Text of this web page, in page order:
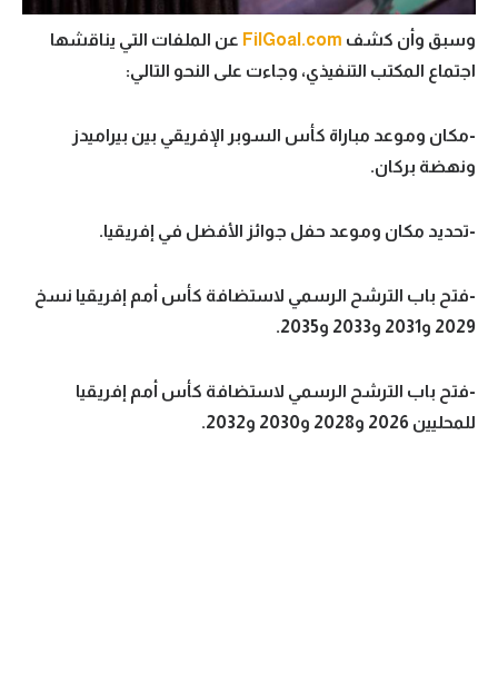
وسبق وأن كشف FilGoal.com عن الملفات التي يناقشها
اجتماع المكتب التنفيذي، وجاءت على النحو التالي:
-مكان وموعد مباراة كأس السوبر الإفريقي بين بيراميدز
ونهضة بركان.
-تحديد مكان وموعد حفل جوائز الأفضل في إفريقيا.
-فتح باب الترشح الرسمي لاستضافة كأس أمم إفريقيا نسخ
2029 و2031 و2033 و2035.
-فتح باب الترشح الرسمي لاستضافة كأس أمم إفريقيا
للمحليين 2026 و2028 و2030 و2032.